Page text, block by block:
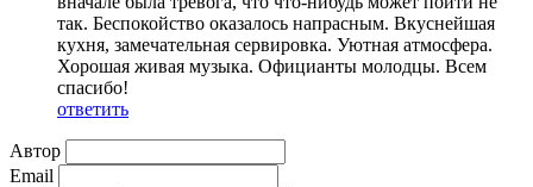
так. Беспокойство оказалось напрасным. Вкуснейшая
кухня, замечательная сервировка. Уютная атмосфера.
Хорошая живая музыка. Официанты молодцы. Всем
спасибо!
ответить
Автор
Email